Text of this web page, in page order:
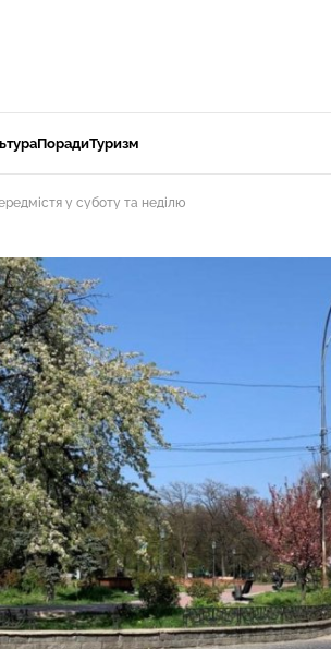
ПорадиТуризм
у суботу та неділю